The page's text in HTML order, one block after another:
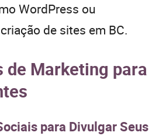
WordPress ou
de sites em BC.
de Marketing para
para Divulgar Seus